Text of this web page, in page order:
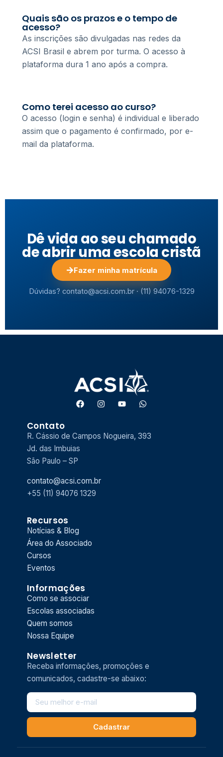
Quais são os prazos e o tempo de
acesso?
As inscrições são divulgadas nas redes da
ACSI Brasil e abrem por turma. O acesso à
plataforma dura 1 ano após a compra.
Como terei acesso ao curso?
O acesso (login e senha) é individual e liberado
assim que o pagamento é confirmado, por e-
mail da plataforma.
Dê vida ao seu chamado
de abrir uma escola cristã
Fazer minha matrícula
Dúvidas? contato@acsi.com.br · (11) 94076-1329
Contato
R. Cássio de Campos Nogueira, 393
Jd. das Imbuias
São Paulo – SP
contato@acsi.com.br
+55 (11) 94076 1329
Recursos
Notícias & Blog
Área do Associado
Cursos
Eventos
Informações
Como se associar
Escolas associadas
Quem somos
Nossa Equipe
Newsletter
Receba informações, promoções e
comunicados, cadastre-se abaixo:
Cadastrar